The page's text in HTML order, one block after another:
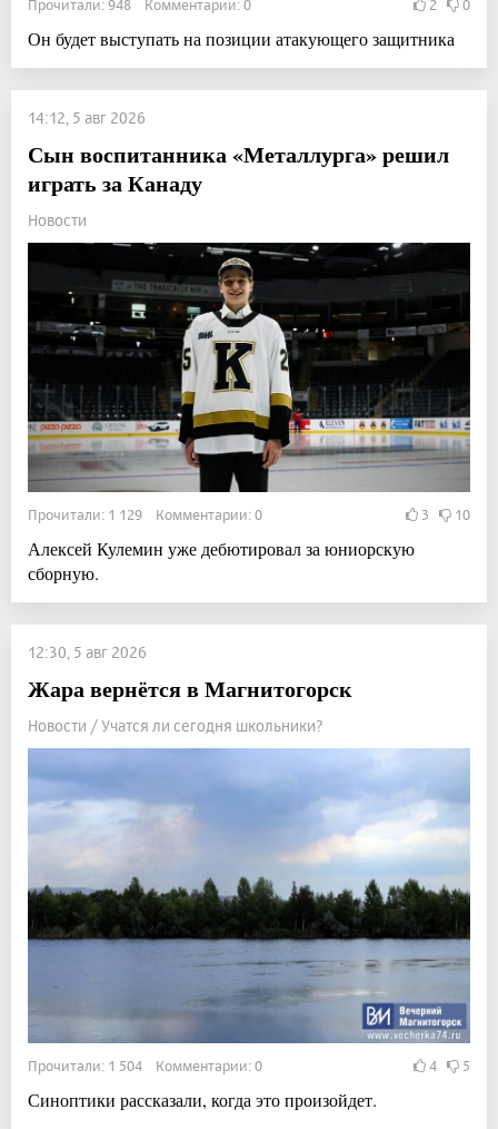
Прочитали: 948 Комментарии: 0 2 0
Он будет выступать на позиции атакующего защитника
14:12, 5 авг 2026
Сын воспитанника «Металлурга» решил
играть за Канаду
Новости
Прочитали: 1 129 Комментарии: 0 3 10
Алексей Кулемин уже дебютировал за юниорскую
сборную.
12:30, 5 авг 2026
Жара вернётся в Магнитогорск
Новости / Учатся ли сегодня школьники?
Прочитали: 1 504 Комментарии: 0 4 5
Синоптики рассказали, когда это произойдет.